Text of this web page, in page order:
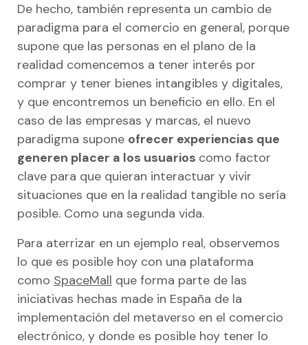
De hecho, también representa un cambio de
paradigma para el comercio en general, porque
supone que las personas en el plano de la
realidad comencemos a tener interés por
comprar y tener bienes intangibles y digitales,
y que encontremos un beneficio en ello. En el
caso de las empresas y marcas, el nuevo
paradigma supone ofrecer experiencias que
generen placer a los usuarios como factor
clave para que quieran interactuar y vivir
situaciones que en la realidad tangible no sería
posible. Como una segunda vida.
Para aterrizar en un ejemplo real, observemos
lo que es posible hoy con una plataforma
como SpaceMall que forma parte de las
iniciativas hechas made in España de la
implementación del metaverso en el comercio
electrónico, y donde es posible hoy tener lo